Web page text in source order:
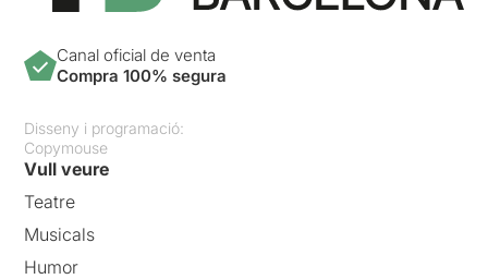
Canal oficial de venta
Compra 100% segura
Disseny i programació:
Copymouse
Vull veure
Teatre
Musicals
Humor